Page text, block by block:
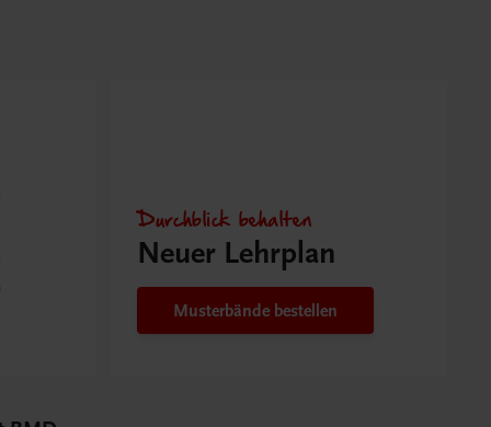
Durchblick behalten
Neuer Lehrplan
Musterbände bestellen